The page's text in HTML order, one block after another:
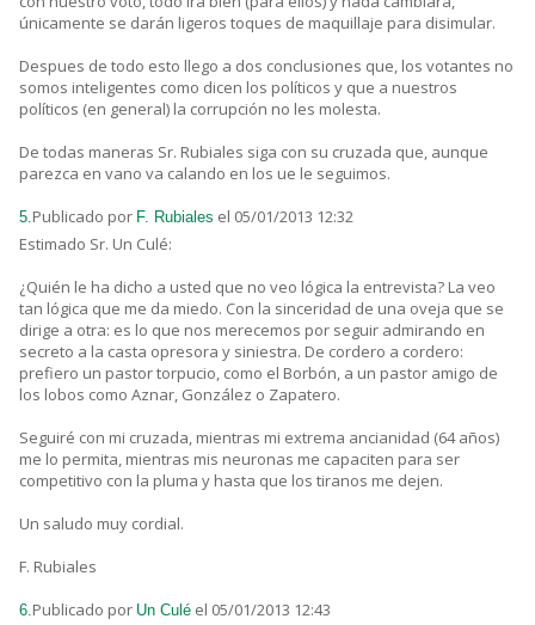
únicamente se darán ligeros toques de maquillaje para disimular.
Despues de todo esto llego a dos conclusiones que, los votantes no
somos inteligentes como dicen los políticos y que a nuestros
políticos (en general) la corrupción no les molesta.
De todas maneras Sr. Rubiales siga con su cruzada que, aunque
parezca en vano va calando en los ue le seguimos.
5.Publicado por F. Rubiales el 05/01/2013 12:32
Estimado Sr. Un Culé:
¿Quién le ha dicho a usted que no veo lógica la entrevista? La veo
tan lógica que me da miedo. Con la sinceridad de una oveja que se
dirige a otra: es lo que nos merecemos por seguir admirando en
secreto a la casta opresora y siniestra. De cordero a cordero:
prefiero un pastor torpucio, como el Borbón, a un pastor amigo de
los lobos como Aznar, González o Zapatero.
Seguiré con mi cruzada, mientras mi extrema ancianidad (64 años)
me lo permita, mientras mis neuronas me capaciten para ser
competitivo con la pluma y hasta que los tiranos me dejen.
Un saludo muy cordial.
F. Rubiales
6.Publicado por Un Culé el 05/01/2013 12:43